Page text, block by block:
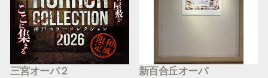
三宮オーパ２ 新百合丘オーパ